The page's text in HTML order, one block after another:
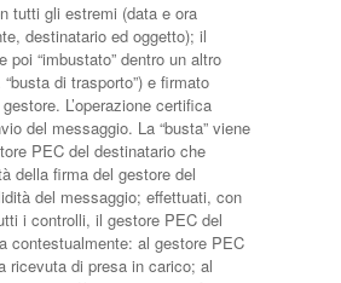
tutti gli estremi (data e ora
destinatario ed oggetto); il
poi “imbustato” dentro un altro
di trasporto”) e firmato
L’operazione certifica
del messaggio. La “busta” viene
PEC del destinatario che
della firma del gestore del
del messaggio; effettuati, con
i controlli, il gestore PEC del
contestualmente: al gestore PEC
ricevuta di presa in carico; al